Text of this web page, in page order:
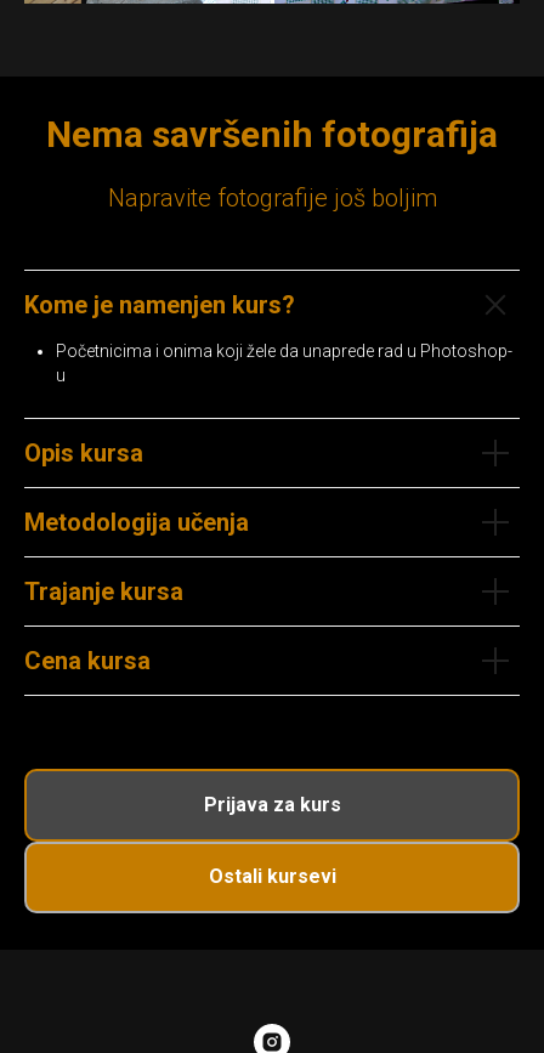
Nema savršenih fotografija
Napravite fotografije još boljim
Kome je namenjen kurs?
Početnicima i onima koji žele da unaprede rad u Photoshop-
u
Opis kursa
Metodologija učenja
Trajanje kursa
Cena kursa
Prijava za kurs
Ostali kursevi